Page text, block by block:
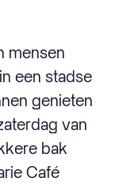
mensen
een stadse
genieten
van
bak
Café